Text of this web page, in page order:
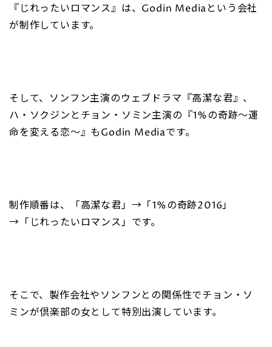
『じれったいロマンス』は、Godin Mediaという会社
が制作しています。
そして、ソンフン主演のウェブドラマ『高潔な君』、
ハ・ソクジンとチョン・ソミン主演の『1%の奇跡～運
命を変える恋～』もGodin Mediaです。
制作順番は、「高潔な君」→「1%の奇跡2016」
→「じれったいロマンス」です。
そこで、製作会社やソンフンとの関係性でチョン・ソ
ミンが倶楽部の女として特別出演しています。